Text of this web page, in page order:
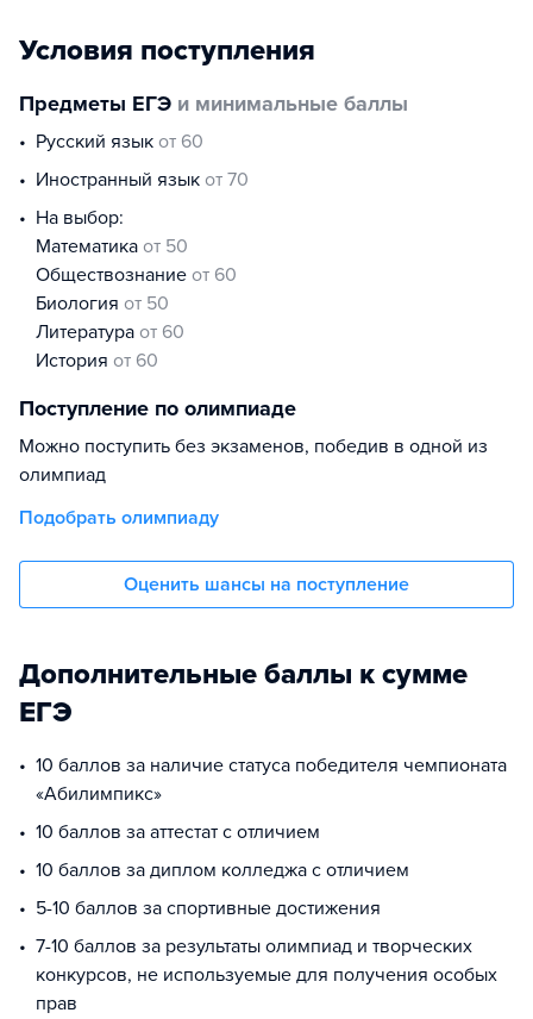
Условия поступления
Предметы ЕГЭ и минимальные баллы
русский язык от 60
иностранный язык от 70
На выбор:
математика от 50
обществознание от 60
биология от 50
литература от 60
история от 60
Поступление по олимпиаде
Можно поступить без экзаменов, победив в одной из
олимпиад
Подобрать олимпиаду
Оценить шансы на поступление
Дополнительные баллы к сумме
ЕГЭ
10 баллов за наличие статуса победителя чемпионата
«Абилимпикс»
10 баллов за аттестат с отличием
10 баллов за диплом колледжа с отличием
5-10 баллов за спортивные достижения
7-10 баллов за результаты олимпиад и творческих
конкурсов, не используемые для получения особых
прав